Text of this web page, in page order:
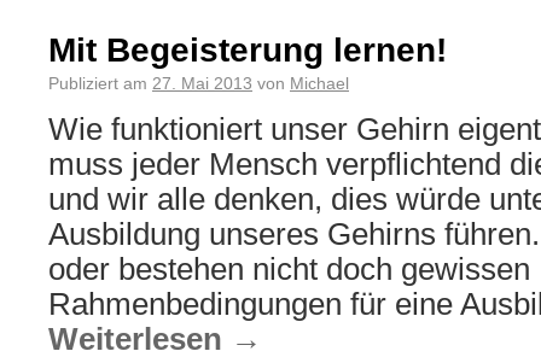
Mit Begeisterung lernen!
Publiziert am 27. Mai 2013 von Michael
Wie funktioniert unser Gehirn
muss jeder Mensch verpflichtend
und wir alle denken, dies würde
Ausbildung unseres Gehirns
oder bestehen nicht doch gewissen
Rahmenbedingungen für eine
Weiterlesen →